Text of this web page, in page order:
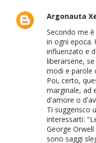
Argonauta
Secondo me
in ogni epoca.
influenzato e
liberarsene,
modi e parole
Poi, certo,
marginale, ad
d'amore o
Ti suggerisco
interessarti:
George
sono saggi